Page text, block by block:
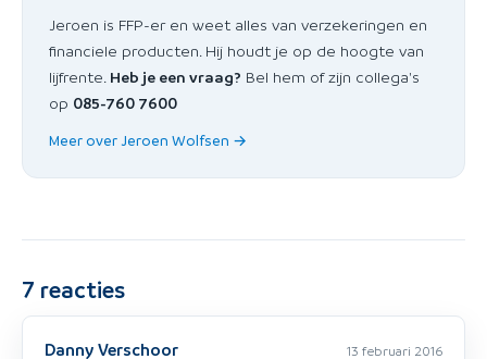
Jeroen is FFP-er en weet alles van verzekeringen en
financiele producten. Hij houdt je op de hoogte van
lijfrente. Heb je een vraag? Bel hem of zijn collega's
op 085-760 7600
Meer over Jeroen Wolfsen →
7 reacties
Danny Verschoor 13 februari 2016